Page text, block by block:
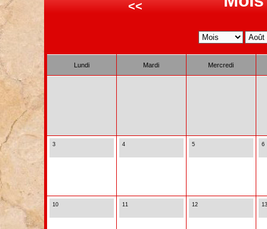
<<
Lundi Mardi Mercredi
3 4 5 6
10 11 12 13